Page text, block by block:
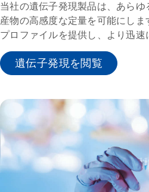
当社の遺伝子発現製品は、あらゆ
産物の高感度な定量を可能にし
プロファイルを提供し、より迅速
遺伝子発現を閲覧